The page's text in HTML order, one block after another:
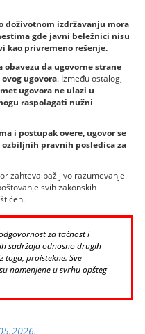
doživotnom izdržavanju mora
gde javni beležnici nisu
kao privremeno rešenje.
da ugovorne strane
ugovora. Između ostalog,
ugovora ne ulazi u
raspolagati nužni
i postupak overe, ugovor se
pravnih posledica za
zahteva pažljivo razumevanje i
svih zakonskih
za tačnost i
sadržaja odnosno drugih
toga, proistekne. Sve
namenjene u svrhu opšteg